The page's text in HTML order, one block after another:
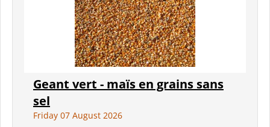
Geant vert - maïs en grains sans
sel
Friday 07 August 2026